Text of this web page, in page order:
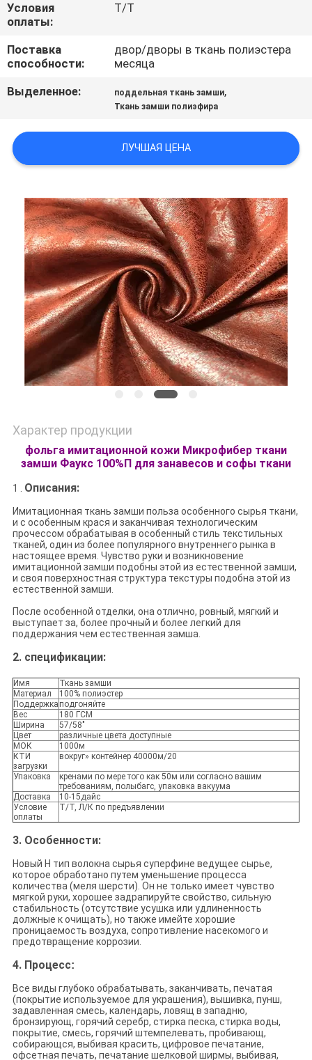
COMPANY
NEWS
КАРТА
PRIVACY
Условия
оплаты:
T/T
Поставка
способности:
двор/дворы в ткань полиэстера
месяца
Выделенное:
поддельная ткань замши,
Ткань замши полиэфира
ЛУЧШАЯ ЦЕНА
Характер продукции
фольга имитационной кожи Микрофибер ткани
замши Фаукс 100%П для занавесов и софы ткани
1 . Описания:
Имитационная ткань замши польза особенного сырья ткани,
и с особенным крася и заканчивая технологическим
прочессом обрабатывая в особенный стиль текстильных
тканей, один из более популярного внутреннего рынка в
настоящее время. Чувство руки и возникновение
имитационной замши подобны этой из естественной замши,
и своя поверхностная структура текстуры подобна этой из
естественной замши.
После особенной отделки, она отлично, ровный, мягкий и
выступает за, более прочный и более легкий для
поддержания чем естественная замша.
2. спецификации:
Имя
Ткань замши
Материал
100% полиэстер
Поддержка подгоняйте
Вес
180 ГСМ
Ширина
57/58"
Цвет
различные цвета доступные
МОК
1000м
КТИ
загрузки
вокруг» контейнер 40000м/20
Упаковка
кренами по мере того как 50м или согласно вашим
требованиям, полыбагс, упаковка вакуума
Доставка
10-15дайс
Условие
оплаты
Т/Т, Л/К по предъявлении
3. Особенности:
Новый Н тип волокна сырья суперфине ведущее сырье,
которое обработано путем уменьшение процесса
количества (меля шерсти). Он не только имеет чувство
мягкой руки, хорошее задрапируйте свойство, сильную
стабильность (отсутствие усушка или удлиненность
должные к очищать), но также имейте хорошие
проницаемость воздуха, сопротивление насекомого и
предотвращение коррозии.
4. Процесс:
Все виды глубоко обрабатывать, заканчивать, печатая
(покрытие используемое для украшения), вышивка, пунш,
задавленная смесь, календарь, ловящ в западню,
бронзирующ, горячий серебр, стирка песка, стирка воды,
покрытие, смесь, горячий штемпелевать, пробивающ,
собирающся, выбивая красить, цифровое печатание,
офсетная печать, печатание шелковой ширмы, выбивая,